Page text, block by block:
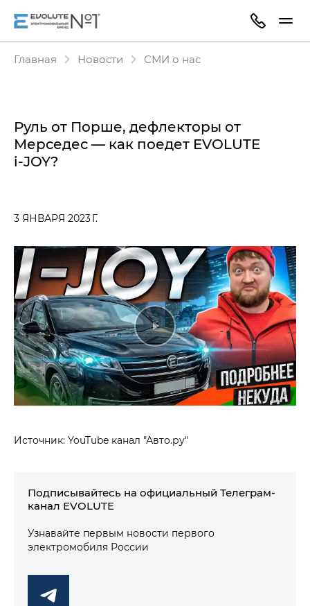
Главная Новости СМИ о нас
Руль от Порше, дефлекторы от
Мерседес — как поедет EVOLUTE
i‑JOY?
3 ЯНВАРЯ 2023 Г.
Источник: YouTube канал "Авто.ру"
Подписывайтесь на официальный Телеграм-
канал EVOLUTE
Узнавайте первым новости первого
электромобиля России